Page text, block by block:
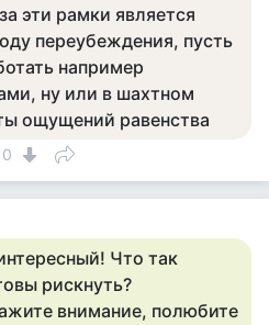
эти рамки является
переубеждения, пусть
например
ну или в шахтном
ощущений равенства
0
Что так
рискнуть?
внимание, полюбите